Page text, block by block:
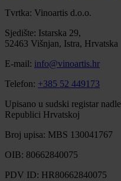
Tvrtka: Vinoartis d.o.o.
Sjedište: Istarska 29,
52463 Višnjan, Istra, Hrvatska
E-mail: info@vinoartis.hr
Telefon: +385 52 449173
Upisano u sudski registar
Republici Hrvatskoj
Broj upisa: MBS 130041767
OIB: 80662840075
PDV ID: HR80662840075